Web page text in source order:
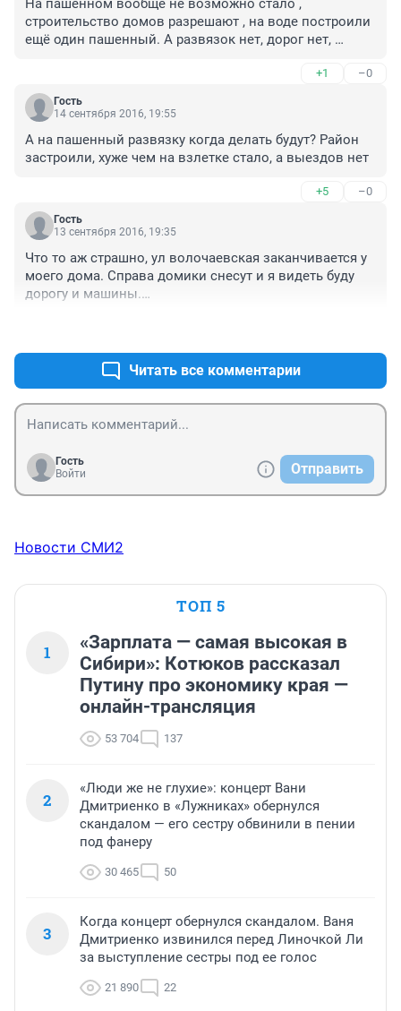
На пашенном вообще не возможно стало ,
строительство домов разрешают , на воде построили
ещё один пашенный. А развязок нет, дорог нет,
удивляюсь почему сразу нельзя было предусмотреть
развязку с моста на пашенный, когда строили до
свердловской !!!! Бред!!!! Чтобы попасть с
делать целый круг через матросова!!!!! Не
целесообразно и не оправданно пока строительство
+1 –0
Гость
14 сентября 2016, 19:55
А на пашенный развязку когда делать будут? Район
застроили, хуже чем на взлетке стало, а выездов нет
+5 –0
Гость
13 сентября 2016, 19:35
Что то аж страшно, ул волочаевская заканчивается у
моего дома. Справа домики снесут и я видеть буду
дорогу и машины.
Читать все комментарии
Гость
Войти
Отправить
Новости СМИ2
ТОП 5
1
«Зарплата — самая высокая в
Сибири»: Котюков рассказал
Путину про экономику края —
онлайн-трансляция
53 704 137
2
«Люди же не глухие»: концерт Вани
Дмитриенко в «Лужниках» обернулся
скандалом — его сестру обвинили в пении
под фанеру
30 465 50
3
Когда концерт обернулся скандалом. Ваня
Дмитриенко извинился перед Линочкой Ли
за выступление сестры под ее голос
21 890 22